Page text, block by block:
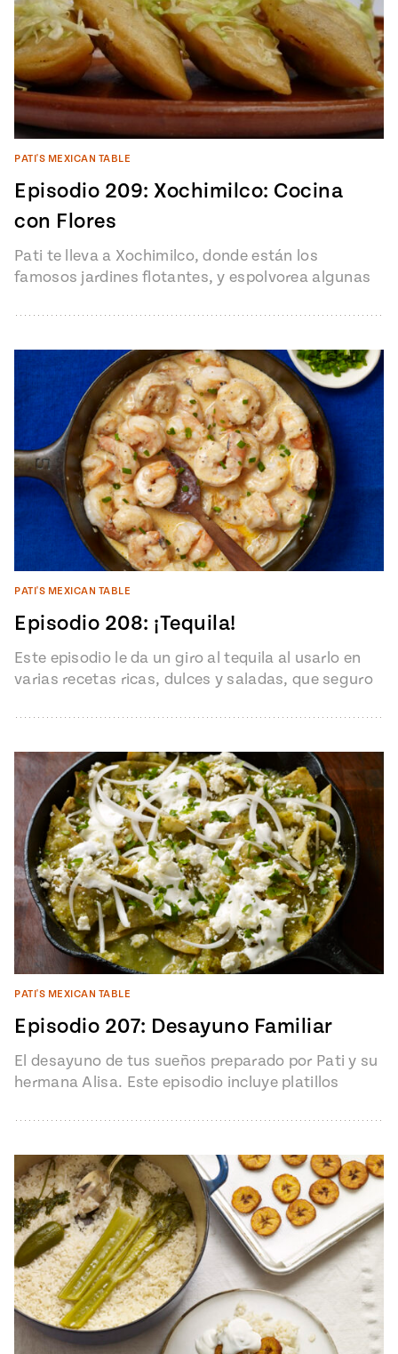
PATI'S MEXICAN TABLE
Episodio 209: Xochimilco: Cocina
con Flores
Pati te lleva a Xochimilco, donde están los
famosos jardines flotantes, y espolvorea algunas
PATI'S MEXICAN TABLE
Episodio 208: ¡Tequila!
Este episodio le da un giro al tequila al usarlo en
varias recetas ricas, dulces y saladas, que seguro
PATI'S MEXICAN TABLE
Episodio 207: Desayuno Familiar
El desayuno de tus sueños preparado por Pati y su
hermana Alisa. Este episodio incluye platillos